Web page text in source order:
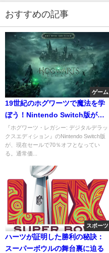
おすすめの記事
ゲーム
19世紀のホグワーツで魔法を学
ぼう！Nintendo Switch版が驚
きの価格で登場
『ホグワーツ・レガシー: デジタルデラッ
クスエディション』のNintendo Switch版
が、現在セールで70％オフとなってい
る。通常価...
スポーツ
ハーツが証明した勝利の秘訣：
スーパーボウルの舞台裏に迫る